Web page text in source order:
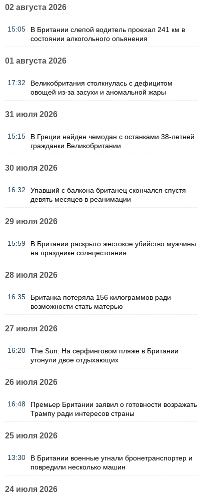
02 августа 2026
15:05
В Британии слепой водитель проехал 241 км в
состоянии алкогольного опьянения
01 августа 2026
17:32
Великобритания столкнулась с дефицитом
овощей из-за засухи и аномальной жары
31 июля 2026
15:15
В Греции найден чемодан с останками 38-летней
гражданки Великобритании
30 июля 2026
16:32
Упавший с балкона британец скончался спустя
девять месяцев в реанимации
29 июля 2026
15:59
В Британии раскрыто жестокое убийство мужчины
на празднике солнцестояния
28 июля 2026
16:35
Британка потеряла 156 килограммов ради
возможности стать матерью
27 июля 2026
16:20
The Sun: На серфинговом пляже в Британии
утонули двое отдыхающих
26 июля 2026
16:48
Премьер Британии заявил о готовности возражать
Трампу ради интересов страны
25 июля 2026
13:30
В Британии военные угнали бронетранспортер и
повредили несколько машин
24 июля 2026